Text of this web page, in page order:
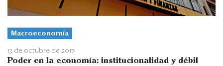
Macroeconomía
13 de octubre de 2017
Poder en la economía: institucionalidad y débil